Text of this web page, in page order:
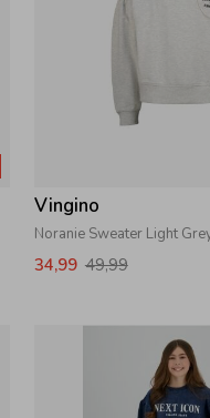
Vingino
Noranie Sweater Light
34,99 49,99